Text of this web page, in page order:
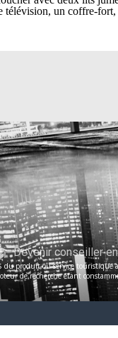
un coffre-
Devenir conseiller
produit ou service touristique
de recherche étant